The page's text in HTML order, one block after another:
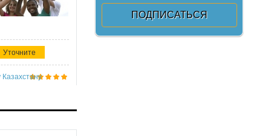
Уточните
Казахстану